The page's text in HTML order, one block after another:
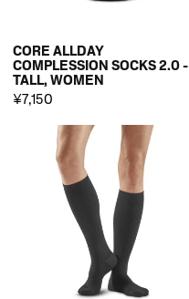
CORE ALLDAY
COMPLESSION SOCKS 2.0 -
TALL, WOMEN
¥7,150